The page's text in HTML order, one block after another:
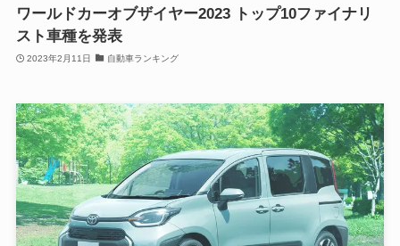
ワールドカーオブザイヤー2023 トップ10ファイナリ
スト車種を発表
2023年2月11日 自動車ランキング